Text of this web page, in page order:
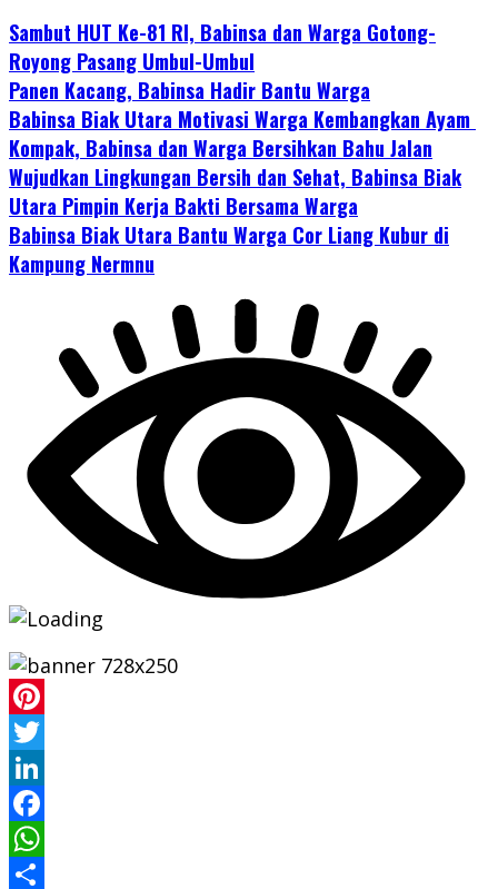
Sambut HUT Ke-81 RI, Babinsa dan Warga Gotong-
Royong Pasang Umbul-Umbul
Panen Kacang, Babinsa Hadir Bantu Warga
Babinsa Biak Utara Motivasi Warga Kembangkan Ayam
Kompak, Babinsa dan Warga Bersihkan Bahu Jalan
Wujudkan Lingkungan Bersih dan Sehat, Babinsa Biak
Utara Pimpin Kerja Bakti Bersama Warga
Babinsa Biak Utara Bantu Warga Cor Liang Kubur di
Kampung Nermnu
Pinterest
Twitter
LinkedIn
Facebook
WhatsApp